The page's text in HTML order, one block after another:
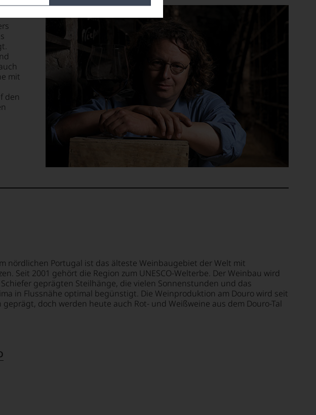
mit
den
nördlichen Portugal ist das älteste Weinbaugebiet der Welt mit
Seit 2001 gehört die Region zum UNESCO-Welterbe. Der Weinbau wird
geprägten Steilhänge, die vielen Sonnenstunden und das
in Flussnähe optimal begünstigt. Die Weinproduktion am Douro wird seit
geprägt, doch werden heute auch Rot- und Weißweine aus dem Douro-Tal